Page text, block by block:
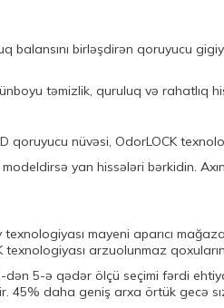
birləşdirən qoruyucu
təmizlik, quruluq və rahatlıq
qoruyucu nüvəsi, OdorLOCK
yan hissələri bərkidin.
mayeni aparıcı
arzuolunmaz
5-ə qədər ölçü seçimi fərdi
daha geniş arxa örtük gecə